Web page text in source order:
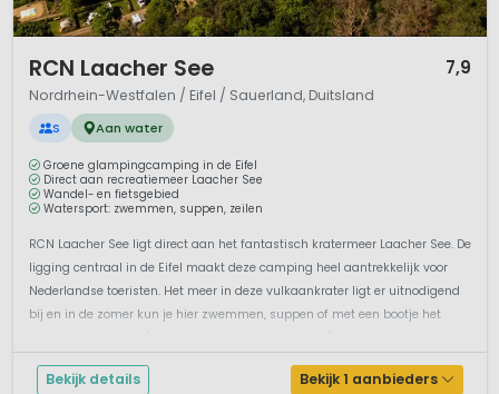
RCN Laacher See 7,9
Nordrhein-Westfalen / Eifel / Sauerland, Duitsland
S Aan water
Groene glampingcamping in de Eifel
Direct aan recreatiemeer Laacher See
Wandel- en fietsgebied
Watersport: zwemmen, suppen, zeilen
RCN Laacher See ligt direct aan het fantastisch kratermeer Laacher See. De
ligging centraal in de Eifel maakt deze camping heel aantrekkelijk voor
Nederlandse toeristen. Het meer in deze vulkaankrater ligt er uitnodigend
bij en in de zomer kun je hier zwemmen, suppen of met een bootje het
Bekijk details Bekijk 1 aanbieders